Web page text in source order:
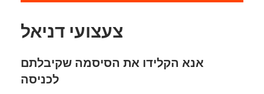
צעצועי דניאל
אנא הקלידו את הסיסמה שקיבלתם
לכניסה